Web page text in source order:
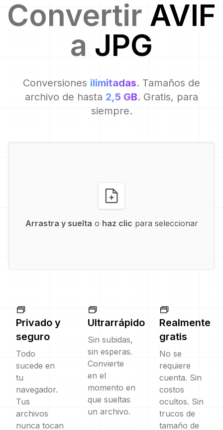
Convertir AVIF
a JPG
Conversiones ilimitadas. Tamaños de
archivo de hasta 2,5 GB. Gratis, para
siempre.
Arrastra y suelta o haz clic para seleccionar
Privado y
seguro
Todo
sucede en
tu
navegador.
Tus
archivos
nunca tocan
Ultrarrápido
Sin subidas,
sin esperas.
Convierte
en el
momento en
que sueltas
un archivo.
Realmente
gratis
No se
requiere
cuenta. Sin
costos
ocultos. Sin
trucos de
tamaño de